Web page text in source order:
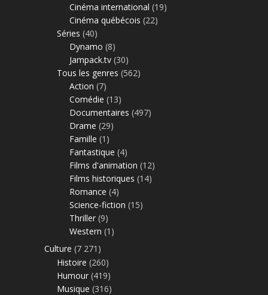
Cinéma international (19)
Cinéma québécois (22)
Séries (40)
Dynamo (8)
Jampack.tv (30)
Tous les genres (562)
Action (7)
Comédie (13)
Documentaires (497)
Drame (29)
Famille (1)
Fantastique (4)
Films d'animation (12)
Films historiques (14)
Romance (4)
Science-fiction (15)
Thriller (9)
Western (1)
Culture (7 271)
Histoire (260)
Humour (419)
Musique (316)